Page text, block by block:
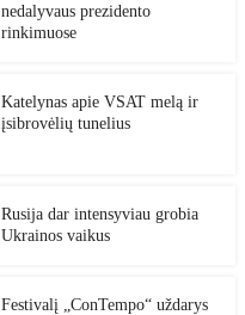
nedalyvaus prezidento
rinkimuose
Katelynas apie VSAT melą ir
įsibrovėlių tunelius
Rusija dar intensyviau grobia
Ukrainos vaikus
Festivalį „ConTempo“ uždarys